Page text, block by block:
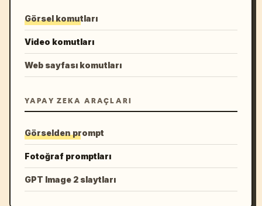
Görsel komutları
Video komutları
Web sayfası komutları
YAPAY ZEKA ARAÇLARI
Görselden prompt
Fotoğraf promptları
GPT Image 2 slaytları